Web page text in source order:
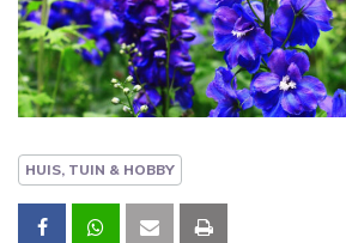
HUIS, TUIN & HOBBY